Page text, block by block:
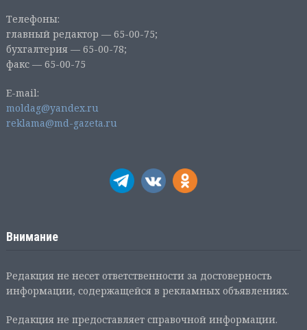
Телефоны:
главный редактор — 65-00-75;
бухгалтерия — 65-00-78;
факс — 65-00-75
E-mail:
moldag@yandex.ru
reklama@md-gazeta.ru
Внимание
Редакция не несет ответственности за достоверность
информации, содержащейся в рекламных объявлениях.
Редакция не предоставляет справочной информации.